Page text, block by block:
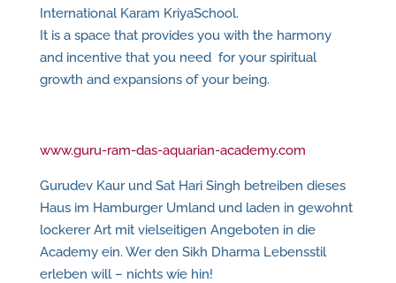
International Karam KriyaSchool.
It is a space that provides you with the harmony
and incentive that you need for your spiritual
growth and expansions of your being.
www.guru-ram-das-aquarian-academy.com
Gurudev Kaur und Sat Hari Singh betreiben dieses
Haus im Hamburger Umland und laden in gewohnt
lockerer Art mit vielseitigen Angeboten in die
Academy ein. Wer den Sikh Dharma Lebensstil
erleben will – nichts wie hin!